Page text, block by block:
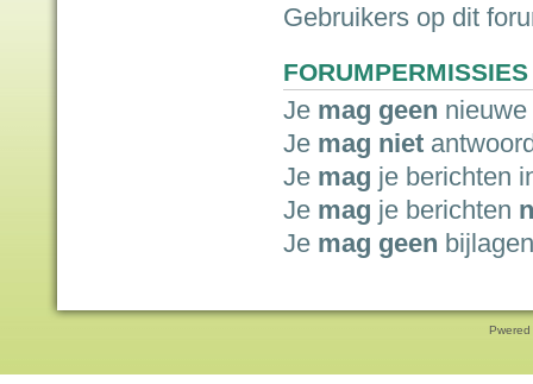
Gebruikers op dit
FORUMPERMISSIES
Je mag geen
Je mag niet
Je mag je berichten
Je mag je berichten
Je mag geen